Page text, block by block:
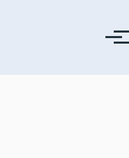
Menü